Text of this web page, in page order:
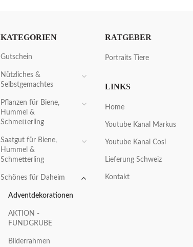
KATEGORIEN
Gutschein
Nützliches &
Selbstgemachtes
Pflanzen für Biene,
Hummel &
Schmetterling
Saatgut für Biene,
Hummel &
Schmetterling
Schönes für Daheim
Adventdekorationen
AKTION -
FUNDGRUBE
Bilderrahmen
RATGEBER
Portraits Tiere
LINKS
Home
Youtube Kanal Markus
Youtube Kanal Cosi
Lieferung Schweiz
Kontakt